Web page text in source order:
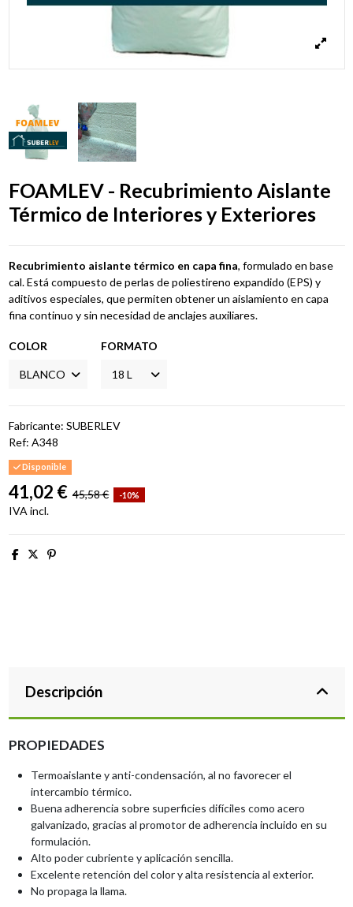
FOAMLEV - Recubrimiento Aislante
Térmico de Interiores y Exteriores
Recubrimiento aislante térmico en capa fina, formulado en base
cal. Está compuesto de perlas de poliestireno expandido (EPS) y
aditivos especiales, que permiten obtener un aislamiento en capa
fina continuo y sin necesidad de anclajes auxiliares.
COLOR FORMATO
Fabricante: SUBERLEV
Ref: A348
Disponible
41,02 € 45,58 € -10%
IVA incl.
Descripción
PROPIEDADES
Termoaislante y anti-condensación, al no favorecer el
intercambio térmico.
Buena adherencia sobre superficies difíciles como acero
galvanizado, gracias al promotor de adherencia incluido en su
formulación.
Alto poder cubriente y aplicación sencilla.
Excelente retención del color y alta resistencia al exterior.
No propaga la llama.